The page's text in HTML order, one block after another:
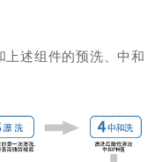
上述组件的预洗、中和